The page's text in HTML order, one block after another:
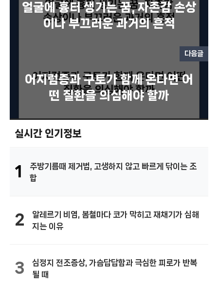
얼굴에 흉터 생기는 꿈, 자존감 손상
이나 부끄러운 과거의 흔적
다음글
어지럼증과 구토가 함께 온다면 어
떤 질환을 의심해야 할까
실시간 인기정보
1
주방기름때 제거법, 고생하지 않고 빠르게 닦이는 조
합
2
알레르기 비염, 봄철마다 코가 막히고 재채기가 심해
지는 이유
3
심정지 전조증상, 가슴답답함과 극심한 피로가 반복
될 때